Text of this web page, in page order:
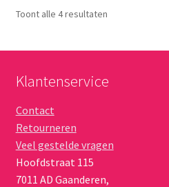
Toont alle 4 resultatenGesorteerd
Klantenservice
Contact
Retourneren
Veel gestelde vragen
Hoofdstraat 115
7011 AD Gaanderen,